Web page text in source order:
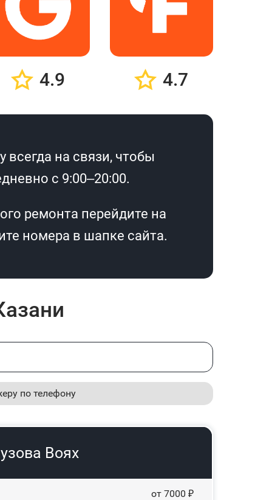
4.9 4.7
на связи, чтобы
с 9:00–20:00.
ремонта перейдите на
номера в шапке сайта.
по телефону
Воях
от 7000 ₽